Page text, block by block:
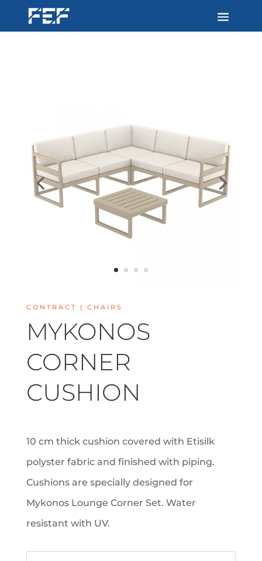
CONTRACT | CHAIRS
MYKONOS
CORNER
CUSHION
10 cm thick cushion covered with Etisilk
polyster fabric and finished with piping.
Cushions are specially designed for
Mykonos Lounge Corner Set. Water
resistant with UV.